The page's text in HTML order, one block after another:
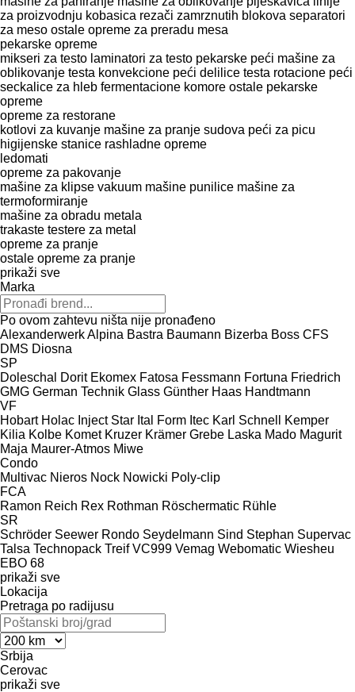
za proizvodnju kobasica rezači zamrznutih blokova separatori
za meso ostale opreme za preradu mesa
pekarske opreme
mikseri za testo laminatori za testo pekarske peći mašine za
oblikovanje testa konvekcione peći delilice testa rotacione peći
seckalice za hleb fermentacione komore ostale pekarske
opreme
opreme za restorane
kotlovi za kuvanje mašine za pranje sudova peći za picu
higijenske stanice rashladne opreme
ledomati
opreme za pakovanje
mašine za klipse vakuum mašine punilice mašine za
termoformiranje
mašine za obradu metala
trakaste testere za metal
opreme za pranje
ostale opreme za pranje
prikaži sve
Marka
Po ovom zahtevu ništa nije pronađeno
AlexanderwerkAlpina Bastra Baumann Bizerba Boss CFS
DMS Diosna
SP
Doleschal
Dorit Ekomex Fatosa Fessmann Fortuna Friedrich
GMG German Technik Glass Günther Haas Handtmann
VF
Hobart Holac Inject Star Ital Form Itec Karl Schnell
Kemper
Kilia Kolbe Komet Kruzer Krämer Grebe Laska Mado Magurit
Maja Maurer-Atmos Miwe
Condo
Multivac Nieros Nock Nowicki Poly-clip
FCA
Ramon Reich Rex Rothman Röschermatic Rühle
SR
Schröder Seewer Rondo Seydelmann Sind Stephan Supervac
Talsa Technopack Treif VC999 Vemag Webomatic Wiesheu
EBO 68
prikaži sve
Lokacija
Pretraga po radijusu
Srbija
Cerovac
prikaži sve